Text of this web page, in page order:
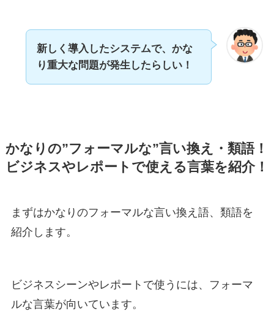
新しく導入したシステムで、かな
り重大な問題が発生したらしい！
かなりの”フォーマルな”言い換え・類語！
ビジネスやレポートで使える言葉を紹介！
まずはかなりのフォーマルな言い換え語、類語を
紹介します。
ビジネスシーンやレポートで使うには、フォーマ
ルな言葉が向いています。